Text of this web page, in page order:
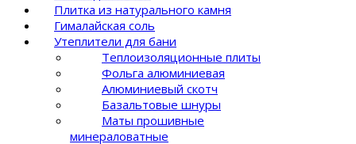
Плитка из натурального камня
Гималайская соль
Утеплители для бани
Теплоизоляционные плиты
Фольга алюминиевая
Алюминиевый скотч
Базальтовые шнуры
Маты прошивные
минераловатные